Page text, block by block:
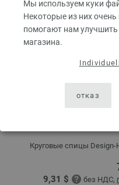
Мы используем куки
Некоторые из них
помогают нам
магазина.
отказ
Круговые спицы
Круговые спицы
9,31 $ без НДС,